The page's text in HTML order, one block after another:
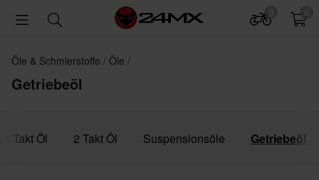
Öle & Schmierstoffe Öle
Getriebeöl
4 Takt Öl 2 Takt Öl Suspensionsöle Getriebeöl